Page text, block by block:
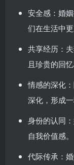
安全感 ：婚
们在生活中更
共享经历 ：
且珍贵的回忆
情感的深化
深化，形成
身份的认同
自我价值感。
代际传承 ：